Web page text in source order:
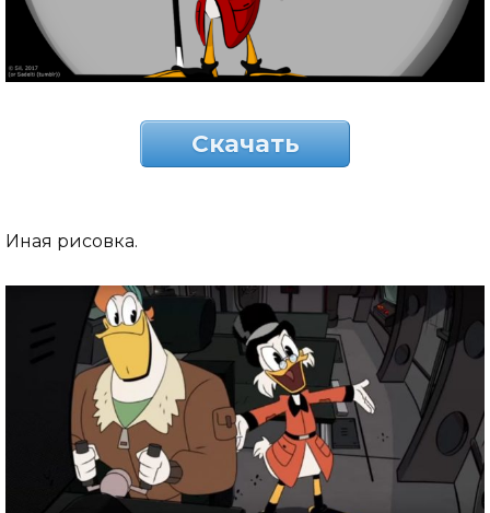
Скачать
Иная рисовка.